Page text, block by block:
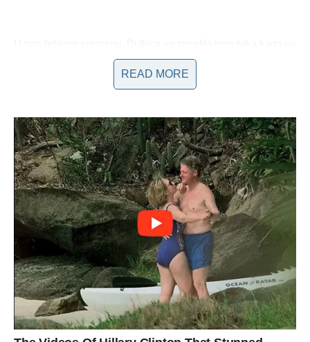
se suočili s njegovim odlaskom, govoreći:
ruku kao da ću moći da ga zadržim ovde. Ali, ruka mi je
biti.”Ove reči odražavaju duboku bol i tugu koju oseća, kao i
težinu trenutka kada se moralo oprostiti od oca. Svaki dan je
za nju borba sa emocijama, a često je oslikava i kroz
umetnost – pišući pesme ili verovatno stvarajući vizuelne
umetničke radove koji odražavaju njene unutrašnje misli.
READ MORE